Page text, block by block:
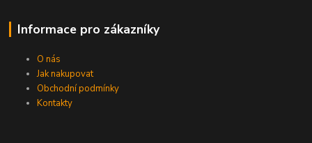
Informace pro zákazníky
O nás
Jak nakupovat
Obchodní podmínky
Kontakty